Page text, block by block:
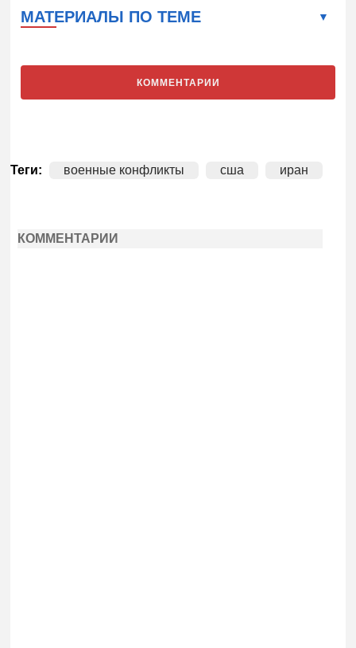
МАТЕРИАЛЫ ПО ТЕМЕ
КОММЕНТАРИИ
Теги: военные конфликты сша иран
КОММЕНТАРИИ